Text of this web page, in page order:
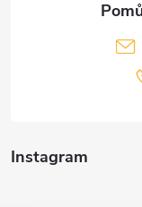
Instagram